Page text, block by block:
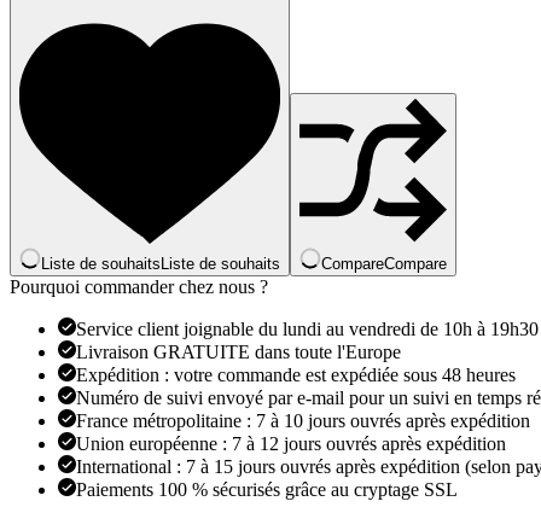
Noire,
Longueur
d'Onde
nm,
Faisceau
Violet
Liste de souhaitsListe de souhaits CompareCompare
Pourquoi commander chez nous ?
Service client joignable du lundi au vendredi de 10h à 19h30
Livraison GRATUITE dans toute l'Europe
Expédition : votre commande est expédiée sous 48 heures
Numéro de suivi envoyé par e-mail pour un suivi en temps
France métropolitaine : 7 à 10 jours ouvrés après expédition
Union européenne : 7 à 12 jours ouvrés après expédition
International : 7 à 15 jours ouvrés après expédition (selon
Paiements 100 % sécurisés grâce au cryptage SSL